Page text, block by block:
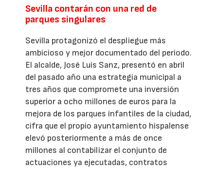
Sevilla contarán con una red de
parques singulares
Sevilla protagonizó el despliegue más
ambicioso y mejor documentado del periodo.
El alcalde, José Luis Sanz, presentó en abril
del pasado año una estrategia municipal a
tres años que compromete una inversión
superior a ocho millones de euros para la
mejora de los parques infantiles de la ciudad,
cifra que el propio ayuntamiento hispalense
elevó posteriormente a más de once
millones al contabilizar el conjunto de
actuaciones ya ejecutadas, contratos